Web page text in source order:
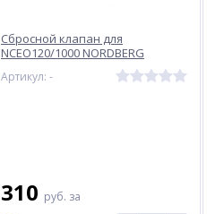
Сбросной клапан для
NCEO120/1000 NORDBERG
Артикул: -
310 руб. за